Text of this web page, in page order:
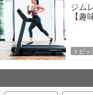
ジム
【趣
トピッ